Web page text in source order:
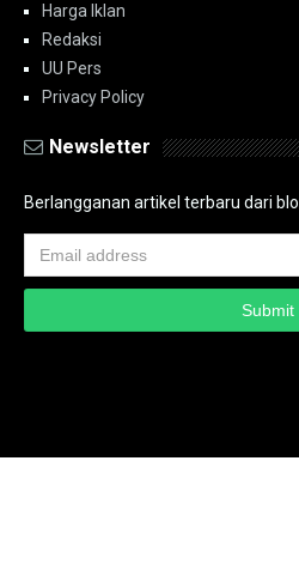
Harga Iklan
Redaksi
UU Pers
Privacy Policy
Newsletter
Berlangganan artikel terbaru dari